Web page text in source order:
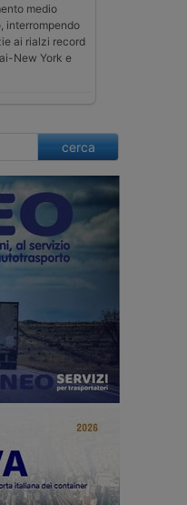
medio
interrompendo
ai rialzi record
New York e
cerca